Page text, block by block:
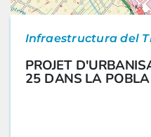
Infraestructura del
PROJET
25 DANS LA